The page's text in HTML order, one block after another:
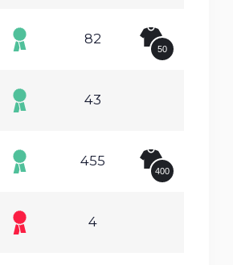
82
50
43
455
400
4